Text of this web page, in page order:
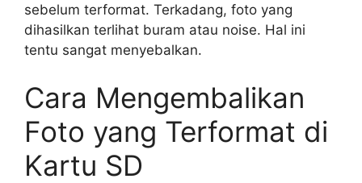
sebelum terformat. Terkadang, foto yang
dihasilkan terlihat buram atau noise. Hal ini
tentu sangat menyebalkan.
Cara Mengembalikan
Foto yang Terformat di
Kartu SD